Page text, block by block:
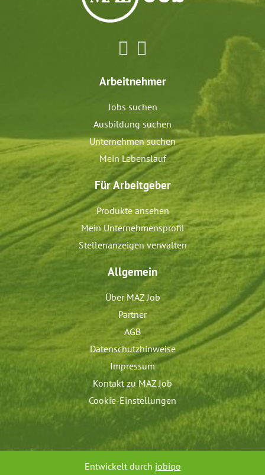
Arbeitnehmer
Jobs suchen
Ausbildung suchen
Unternehmen suchen
Mein Lebenslauf
Für Arbeitgeber
Produkte ansehen
Mein Unternehmensprofil
Stellenanzeigen verwalten
Allgemein
Über MAZ Job
Partner
AGB
Datenschutzhinweise
Impressum
Kontakt zu MAZ Job
Cookie-Einstellungen
Entwickelt durch jobiqo